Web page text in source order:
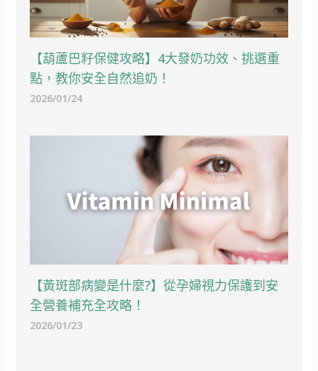
【葫蘆巴籽保健攻略】4大發奶功效、挑選重
點，教你安全自然追奶！
2026/01/24
【黃斑部病變是什麼?】從孕婦視力保護到安
全營養補充全攻略！
2026/01/23